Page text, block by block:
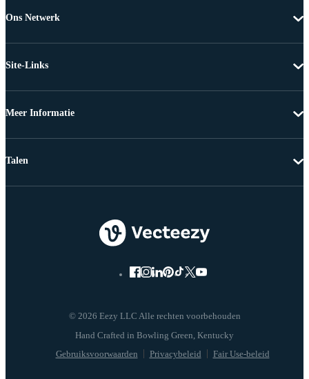
Ons Netwerk
Site-Links
Meer Informatie
© 2026 Eezy LLC Alle rechten voorbehouden
Gebruiksvoorwaarden Privacybeleid Fair Use-beleid
Talen